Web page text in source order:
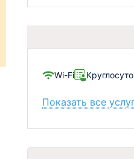
Wi-Fi
Показать все